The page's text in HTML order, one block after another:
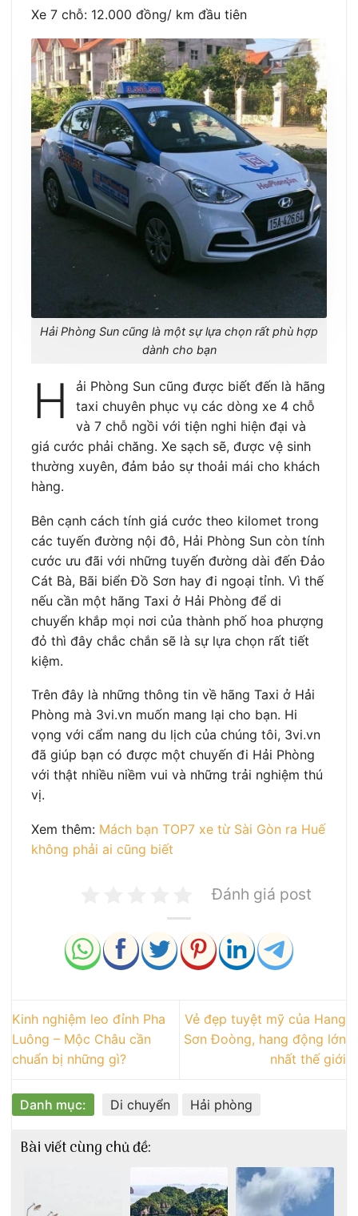
Xe 7 chỗ: 12.000 đồng/ km đầu tiên
Hải Phòng Sun cũng là một sự lựa chọn rất phù hợp
dành cho bạn
H
ải Phòng Sun cũng được biết đến là hãng
taxi chuyên phục vụ các dòng xe 4 chỗ
và 7 chỗ ngồi với tiện nghi hiện đại và
giá cước phải chăng. Xe sạch sẽ, được vệ sinh
thường xuyên, đảm bảo sự thoải mái cho khách
hàng.
Bên cạnh cách tính giá cước theo kilomet trong
các tuyến đường nội đô, Hải Phòng Sun còn tính
cước ưu đãi với những tuyến đường dài đến Đảo
Cát Bà, Bãi biển Đồ Sơn hay đi ngoại tỉnh. Vì thế
nếu cần một hãng Taxi ở Hải Phòng để di
chuyển khắp mọi nơi của thành phố hoa phượng
đỏ thì đây chắc chắn sẽ là sự lựa chọn rất tiết
kiệm.
Trên đây là những thông tin về hãng Taxi ở Hải
Phòng mà 3vi.vn muốn mang lại cho bạn. Hi
vọng với cẩm nang du lịch của chúng tôi, 3vi.vn
đã giúp bạn có được một chuyến đi Hải Phòng
với thật nhiều niềm vui và những trải nghiệm thú
vị.
Xem thêm: Mách bạn TOP7 xe từ Sài Gòn ra Huế
không phải ai cũng biết
Đánh giá post
Kinh nghiệm leo đỉnh Pha
Luông – Mộc Châu cần
chuẩn bị những gì?
Vẻ đẹp tuyệt mỹ của Hang
Sơn Đoòng, hang động lớn
nhất thế giới
Danh mục: Di chuyển Hải phòng
Bài viết cùng chủ đề: